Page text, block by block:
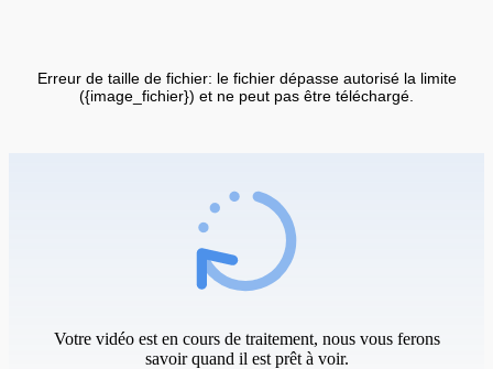
Erreur de taille de fichier: le fichier dépasse autorisé la limite
({image_fichier}) et ne peut pas être téléchargé.
Votre vidéo est en cours de traitement, nous vous ferons
savoir quand il est prêt à voir.